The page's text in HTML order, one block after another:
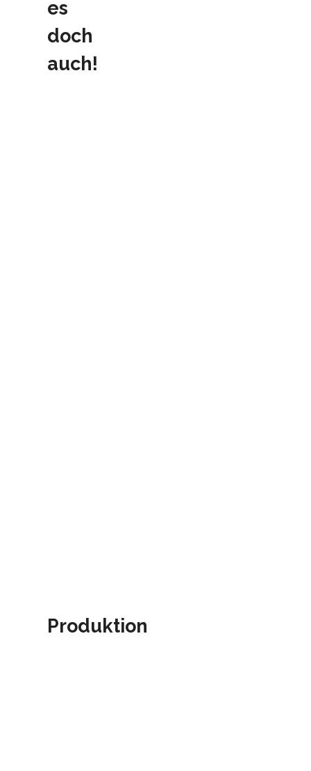
es
doch
auch!
Produktion